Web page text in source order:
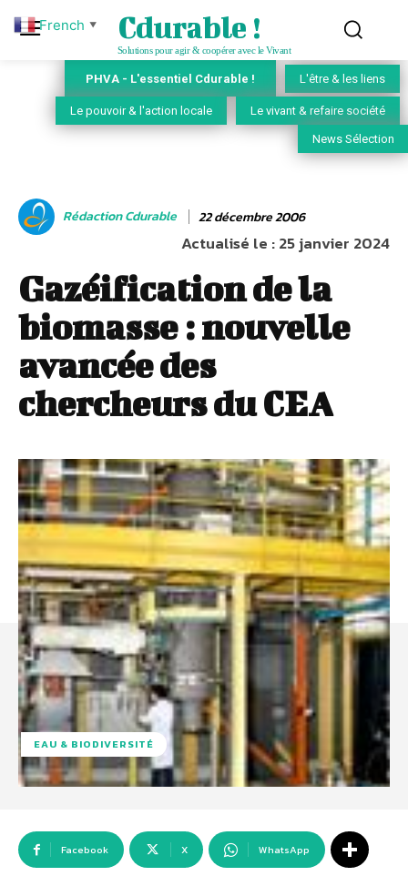
Cdurable !
Solutions pour agir & coopérer avec le Vivant
PHVA - L'essentiel Cdurable ! L'être & les liens
Le pouvoir & l'action locale Le vivant & refaire société
News Sélection
Rédaction Cdurable 22 décembre 2006
Actualisé le :25 janvier 2024
Gazéification de la
biomasse : nouvelle
avancée des
chercheurs du CEA
EAU & BIODIVERSITÉ
Facebook X WhatsApp
French ▼